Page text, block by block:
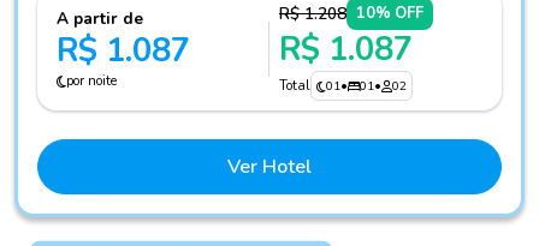
A partir de
R$ 1.087
por noite
R$ 1.208 10% OFF
R$ 1.087
Total 01• 01• 02
Ver Hotel